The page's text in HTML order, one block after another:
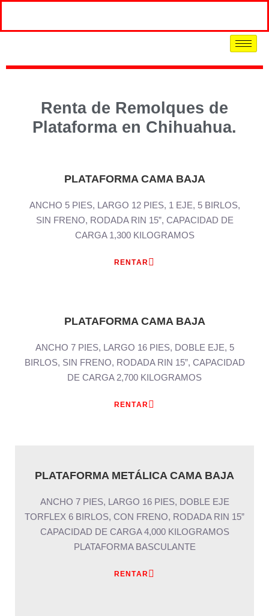
Renta de Remolques de
Plataforma en Chihuahua.
PLATAFORMA CAMA BAJA
ANCHO 5 PIES, LARGO 12 PIES, 1 EJE, 5 BIRLOS,
SIN FRENO, RODADA RIN 15”, CAPACIDAD DE
CARGA 1,300 KILOGRAMOS
RENTAR
PLATAFORMA CAMA BAJA
ANCHO 7 PIES, LARGO 16 PIES, DOBLE EJE, 5
BIRLOS, SIN FRENO, RODADA RIN 15”, CAPACIDAD
DE CARGA 2,700 KILOGRAMOS
RENTAR
PLATAFORMA METÁLICA CAMA BAJA
ANCHO 7 PIES, LARGO 16 PIES, DOBLE EJE
TORFLEX 6 BIRLOS, CON FRENO, RODADA RIN 15”
CAPACIDAD DE CARGA 4,000 KILOGRAMOS
PLATAFORMA BASCULANTE
RENTAR